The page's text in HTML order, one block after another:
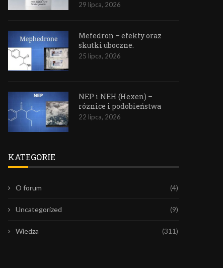
29 lipca, 2026
Mefedron – efekty oraz
skutki uboczne.
25 lipca, 2026
NEP i NEH (Hexen) –
róznice i podobieństwa
22 lipca, 2026
KATEGORIE
O forum (4)
Uncategorized (9)
Wiedza (311)